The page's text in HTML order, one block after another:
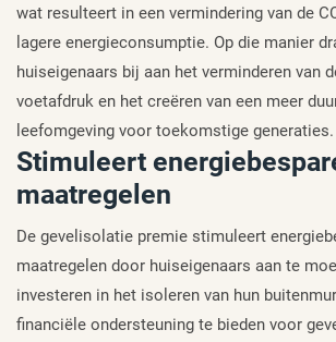
wat resulteert in een vermindering van de
lagere energieconsumptie. Op die manier
huiseigenaars bij aan het verminderen van
voetafdruk en het creëren van een meer
leefomgeving voor toekomstige generaties.
Stimuleert
maatregelen
De gevelisolatie premie stimuleert
maatregelen door huiseigenaars aan te
investeren in het isoleren van hun
financiële ondersteuning te bieden voor